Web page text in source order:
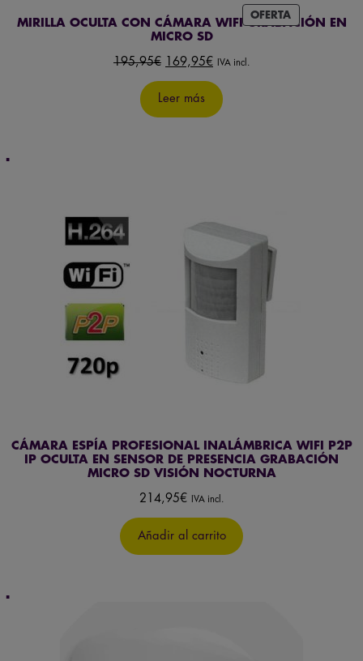
OFERTAPRODUCTO
EN
MIRILLA OCULTA CON CÁMARA WIFI GRABACIÓN EN
MICRO SD
195,95 € El
precio
169,95 €
precio
actual
es:
Leer más
CÁMARA ESPÍA PROFESIONAL INALÁMBRICA WIFI P2P
IP OCULTA EN SENSOR DE PRESENCIA GRABACIÓN
MICRO SD VISIÓN NOCTURNA
214,95 €
Añadir al carrito